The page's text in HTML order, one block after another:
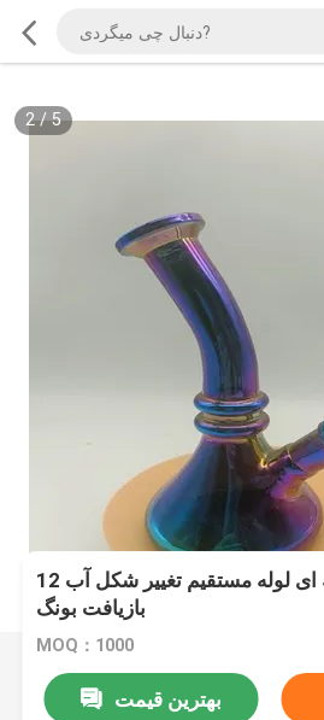
2/5
12 اینچ زن شیشه ای لوله مستقیم تغییر شکل آب
بازیافت بونگ
MOQ：1000
بهترین قیمت